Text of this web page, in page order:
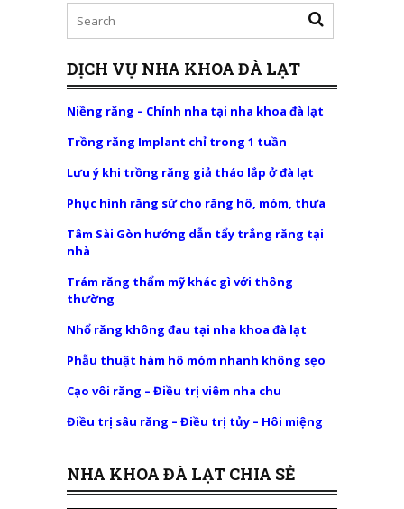
DỊCH VỤ NHA KHOA ĐÀ LẠT
Niềng răng – Chỉnh nha tại nha khoa đà lạt
Trồng răng Implant chỉ trong 1 tuần
Lưu ý khi trồng răng giả tháo lắp ở đà lạt
Phục hình răng sứ cho răng hô, móm, thưa
Tâm Sài Gòn hướng dẫn tẩy trắng răng tại
nhà
Trám răng thẩm mỹ khác gì với thông
thường
Nhổ răng không đau tại nha khoa đà lạt
Phẫu thuật hàm hô móm nhanh không sẹo
Cạo vôi răng – Điều trị viêm nha chu
Điều trị sâu răng – Điều trị tủy – Hôi miệng
NHA KHOA ĐÀ LẠT CHIA SẺ